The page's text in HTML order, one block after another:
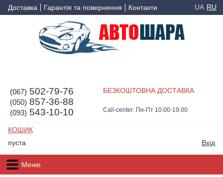
Доставка Гарантія та повернення Контакти UA RU
(067) 502-79-76
(050) 857-36-88
(093) 543-10-10
БЕЗКОШТОВНА ДОСТАВКА
Call-center: Пн-Пт 10.00-19.00
КОШИК
пуста
Вхід
Меню